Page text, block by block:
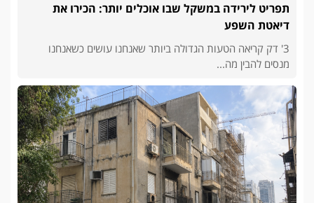
תפריט לירידה במשקל שבו אוכלים יותר: הכירו את
דיאטת השפע
3' דק קריאה הטעות הגדולה ביותר שאנחנו עושים כשאנחנו
מנסים להבין מה...